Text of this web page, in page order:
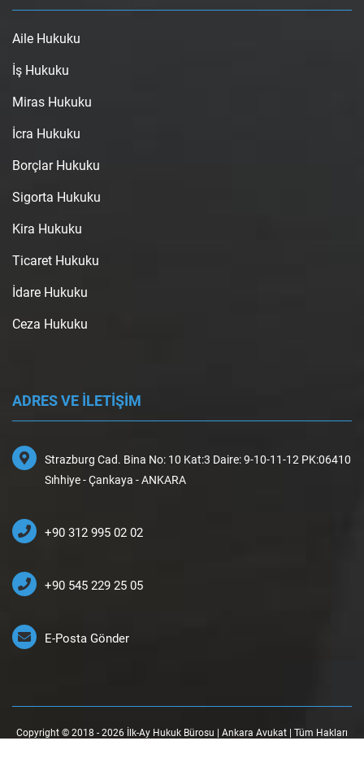
Aile Hukuku
İş Hukuku
Miras Hukuku
İcra Hukuku
Borçlar Hukuku
Sigorta Hukuku
Kira Hukuku
Ticaret Hukuku
İdare Hukuku
Ceza Hukuku
ADRES VE İLETİŞİM
Strazburg Cad. Bina No: 10 Kat:3 Daire: 9-10-11-12 PK:06410
Sıhhiye - Çankaya - ANKARA
+90 312 995 02 02
+90 545 229 25 05
E-Posta Gönder
Copyright © 2018 - 2026 İlk-Ay Hukuk Bürosu | Ankara Avukat | Tüm Hakları